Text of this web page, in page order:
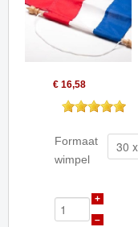
€ 16,58
Formaat
wimpel
+
–